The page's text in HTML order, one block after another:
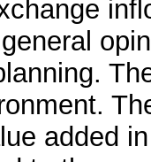
added